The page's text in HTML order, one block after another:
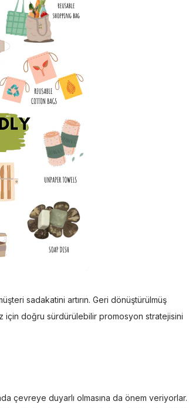
sadakatini artırın. Geri dönüştürülmüş
için doğru sürdürülebilir promosyon stratejisini
çevreye duyarlı olmasına da önem veriyorlar.